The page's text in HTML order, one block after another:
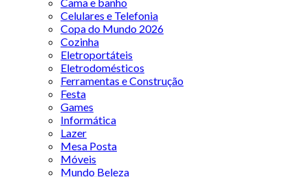
Celulares e Telefonia
Copa do Mundo 2026
Cozinha
Eletroportáteis
Eletrodomésticos
Ferramentas e Construção
Festa
Games
Informática
Lazer
Mesa Posta
Móveis
Mundo Beleza